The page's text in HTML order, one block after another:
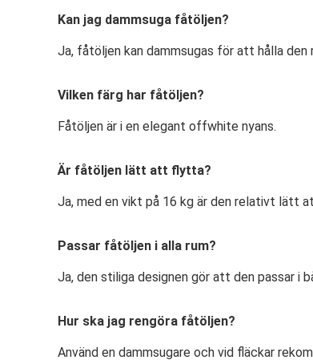
Kan jag dammsuga fåtöljen?
Ja, fåtöljen kan dammsugas för att hålla den
Vilken färg har fåtöljen?
Fåtöljen är i en elegant offwhite nyans.
Är fåtöljen lätt att flytta?
Ja, med en vikt på 16 kg är den relativt lätt
Passar fåtöljen i alla rum?
Ja, den stiliga designen gör att den passar i
Hur ska jag rengöra fåtöljen?
Använd en dammsugare och vid fläckar